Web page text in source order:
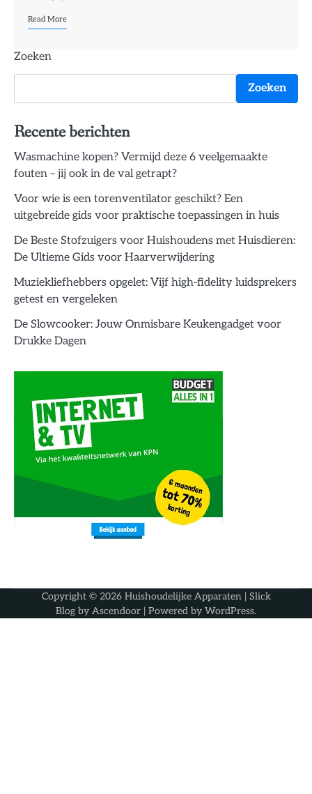
Read More
Zoeken
Zoeken
Recente berichten
Wasmachine kopen? Vermijd deze 6 veelgemaakte
fouten – jij ook in de val getrapt?
Voor wie is een torenventilator geschikt? Een
uitgebreide gids voor praktische toepassingen in huis
De Beste Stofzuigers voor Huishoudens met Huisdieren:
De Ultieme Gids voor Haarverwijdering
Muziekliefhebbers opgelet: Vijf high-fidelity luidsprekers
getest en vergeleken
De Slowcooker: Jouw Onmisbare Keukengadget voor
Drukke Dagen
Copyright © 2026 Huishoudelijke Apparaten| Slick
Blog by Ascendoor | Powered by WordPress.